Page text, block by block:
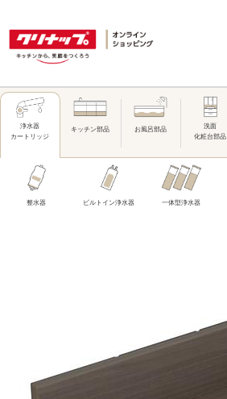
浄水器
カートリッジ
キッチン部品 お風呂部品
洗面
化粧台部品
整水器 ビルトイン浄水器 一体型浄水器